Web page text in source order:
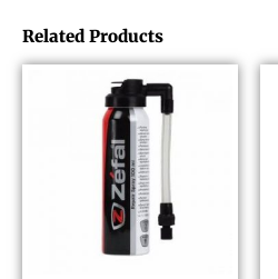
Related Products